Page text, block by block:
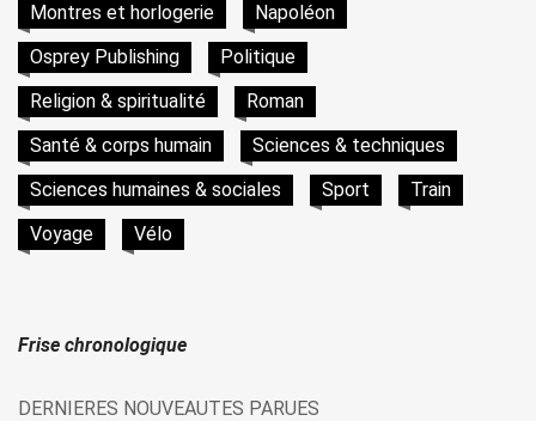
Montres et horlogerie
Napoléon
Osprey Publishing
Politique
Religion & spiritualité
Roman
Santé & corps humain
Sciences & techniques
Sciences humaines & sociales
Sport
Train
Voyage
Vélo
Frise chronologique
DERNIERES NOUVEAUTES PARUES